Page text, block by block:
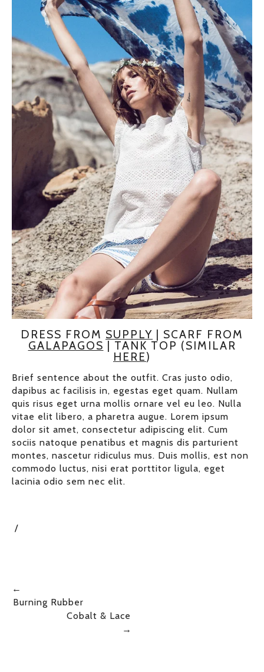
DRESS FROM SUPPLY | SCARF FROM
GALAPAGOS | TANK TOP (SIMILAR
HERE)
Brief sentence about the outfit. Cras justo odio,
dapibus ac facilisis in, egestas eget quam. Nullam
quis risus eget urna mollis ornare vel eu leo. Nulla
vitae elit libero, a pharetra augue. Lorem ipsum
dolor sit amet, consectetur adipiscing elit. Cum
sociis natoque penatibus et magnis dis parturient
montes, nascetur ridiculus mus. Duis mollis, est non
commodo luctus, nisi erat porttitor ligula, eget
lacinia odio sem nec elit.
←
Burning Rubber
Cobalt & Lace
→